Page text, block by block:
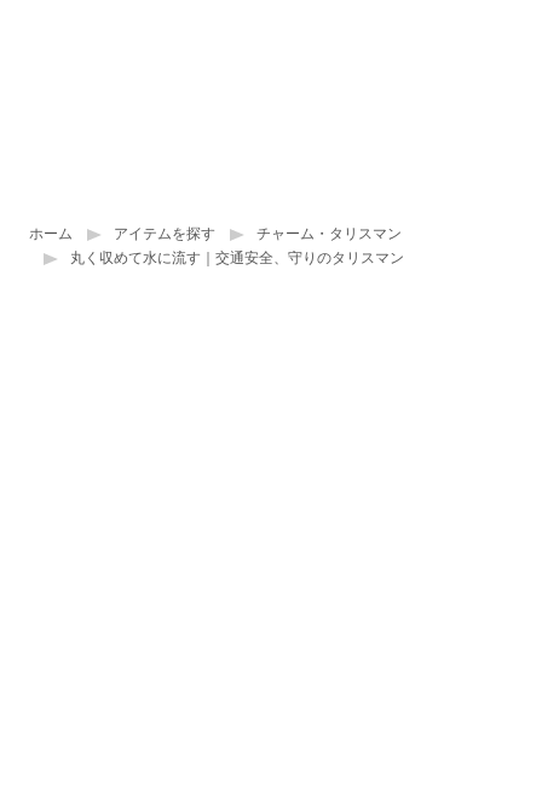
ホーム アイテムを探す
チャーム・タリスマン
丸く収めて水に流す｜交通安全、守りのタリスマン